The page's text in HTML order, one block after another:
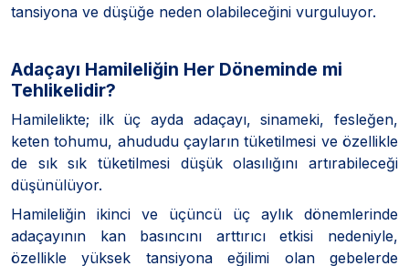
tansiyona ve düşüğe neden olabileceğini vurguluyor.
Adaçayı Hamileliğin Her Döneminde mi
Tehlikelidir?
Hamilelikte; ilk üç ayda adaçayı, sinameki, fesleğen,
keten tohumu, ahududu çayların tüketilmesi ve özellikle
de sık sık tüketilmesi düşük olasılığını artırabileceği
düşünülüyor.
Hamileliğin ikinci ve üçüncü üç aylık dönemlerinde
adaçayının kan basıncını arttırıcı etkisi nedeniyle,
özellikle yüksek tansiyona eğilimi olan gebelerde